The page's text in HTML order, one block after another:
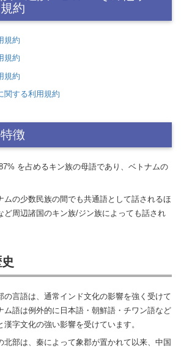
約
規約
規約
規約
関する利用規約
徴
を占めるキン族の母語であり、ベトナムの
ムの少数民族の間でも共通語として話されるほ
ど周辺諸国のキン族/ジン族によっても話され
の言語は、通常インド文化の影響を強く受けて
ム語は例外的に日本語・朝鮮語・チワン語など
漢字文化の強い影響を受けています。
北部は、秦によって象郡が置かれて以来、中国